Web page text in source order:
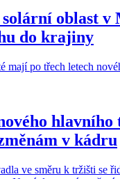
oblast v
do krajiny
hlavního
v kádru